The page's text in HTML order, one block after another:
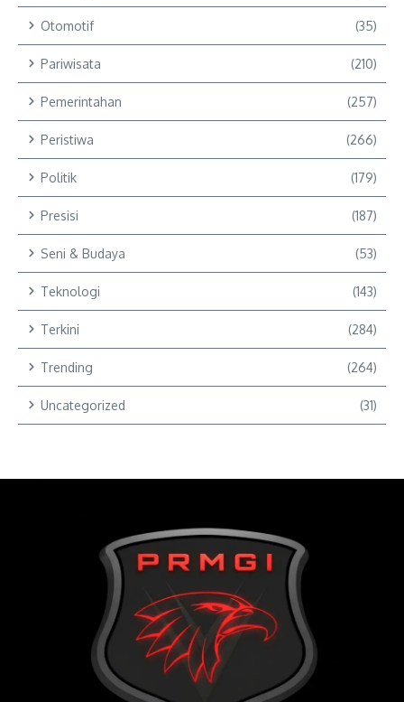
Otomotif (35)
Pariwisata (210)
Pemerintahan (257)
Peristiwa (266)
Politik (179)
Presisi (187)
Seni & Budaya (53)
Teknologi (143)
Terkini (284)
Trending (264)
Uncategorized (31)